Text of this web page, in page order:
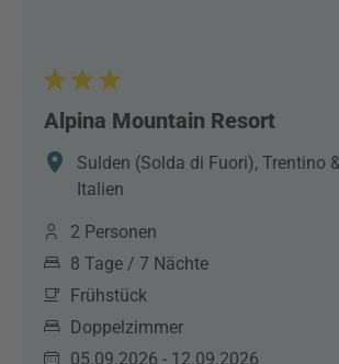
Alpina Mountain Resort
Sulden (Solda di Fuori), Trentino
Italien
2 Personen
8 Tage / 7 Nächte
Frühstück
Doppelzimmer
05.09.2026 - 12.09.2026